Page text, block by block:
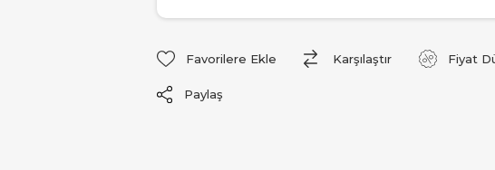
Favorilere Ekle Karşılaştır Fiyat
Paylaş